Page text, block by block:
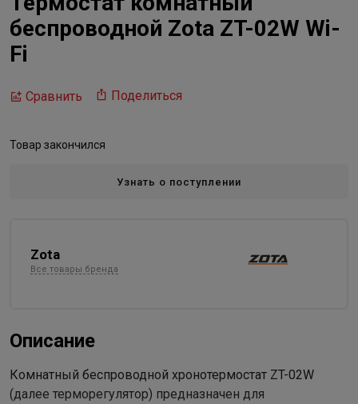
беспроводной Zota ZT-02W Wi-
Fi
Сравнить Поделиться
Товар закончился
Узнать о поступлении
Zota
Все товары бренда
Описание
Комнатный беспроводной хронотермостат ZT-02W
(далее терморегулятор) предназначен для